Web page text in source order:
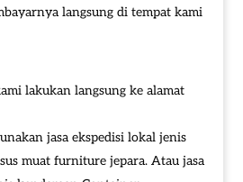
langsung di tempat kami
lakukan langsung ke alamat
jasa ekspedisi lokal jenis
muat furniture jepara. Atau jasa